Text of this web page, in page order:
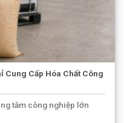
Cung Cấp Hóa Chất Công
tâm công nghiệp lớn